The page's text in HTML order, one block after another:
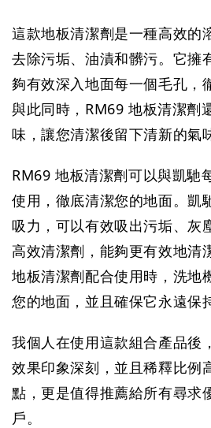
這款地板清潔劑是一種高效的
去除污垢、油漬和髒污。它擁
夠有效深入地面每一個毛孔，
與此同時，RM69 地板清潔劑
味，讓您清潔後留下清新的氣
RM69 地板清潔劑可以與凱馳
使用，徹底清潔您的地面。凱
吸力，可以有效吸出污垢、灰
高效清潔劑，能夠更有效地清
地板清潔劑配合使用時，洗地
您的地面，並且確保它永遠保
我個人在使用這款組合產品後
效果印象深刻，並且稀釋比例
點，更是值得推薦給所有尋求
戶。